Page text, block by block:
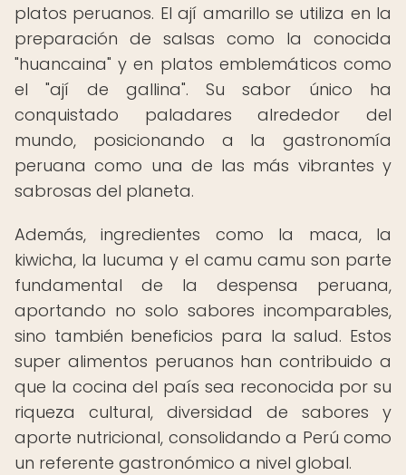
platos peruanos. El ají amarillo se utiliza en la
preparación de salsas como la conocida
"huancaina" y en platos emblemáticos como
el "ají de gallina". Su sabor único ha
conquistado paladares alrededor del
mundo, posicionando a la gastronomía
peruana como una de las más vibrantes y
sabrosas del planeta.
Además, ingredientes como la maca, la
kiwicha, la lucuma y el camu camu son parte
fundamental de la despensa peruana,
aportando no solo sabores incomparables,
sino también beneficios para la salud. Estos
super alimentos peruanos han contribuido a
que la cocina del país sea reconocida por su
riqueza cultural, diversidad de sabores y
aporte nutricional, consolidando a Perú como
un referente gastronómico a nivel global.